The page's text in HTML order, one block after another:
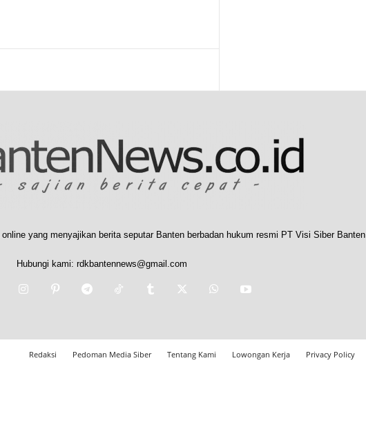
yang menyajikan berita seputar Banten berbadan hukum resmi PT Visi Siber Banten
Hubungi kami: rdkbantennews@gmail.com
Redaksi Pedoman Media Siber Tentang Kami Lowongan Kerja Privacy Policy